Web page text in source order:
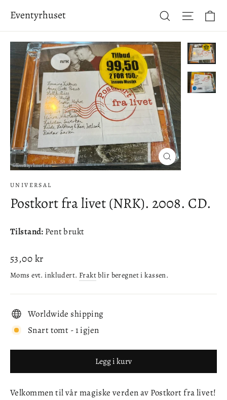
innhold
Eventyrhuset Søk Side-
Lukke
(esc)
UNIVERSAL
Postkort fra livet (NRK). 2008. CD.
Tilstand: Pent brukt
Ordinær
pris
53,00 kr
Moms evt. inkludert. Fraktblir beregnet i kassen.
Worldwide shipping
Snart tomt - 1 igjen
Legg i kurv
Velkommen til vår magiske verden av Postkort fra livet!